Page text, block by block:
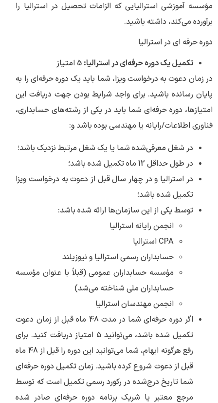
مؤسسه آموزشی استرالیایی که الزامات تحصیل در استرالیا را
برآورده می‌کند، داشته باشید.
دوره حرفه ای در استرالیا
تکمیل یک دوره حرفه‌ای در استرالیا: 5 امتیاز
در زمان دعوت به درخواست ویزا، شما باید یک دوره حرفه‌ای را به
پایان رسانده باشید. برای واجد شرایط بودن جهت دریافت این
امتیازها، دوره حرفه‌ای شما باید در یکی از رشته‌های حسابداری،
فناوری اطلاعات/رایانه یا مهندسی بوده باشد و:
در شغل معرفی‌شده شما یا یک شغل مرتبط نزدیک باشد؛
در طول حداقل 12 ماه تکمیل شده باشد؛
در استرالیا و در چهار سال قبل از دعوت به درخواست ویزا
تکمیل شده باشد؛
توسط یکی از این سازمان‌ها ارائه شده باشد:
انجمن رایانه استرالیا
CPA استرالیا
حسابداران رسمی استرالیا و نیوزیلند
مؤسسه حسابداران عمومی (قبلاً با عنوان مؤسسه
حسابداران ملی شناخته می‌شد)
انجمن مهندسان استرالیا
اگر دوره حرفه‌ای شما در مدت 48 ماه قبل از زمان دعوت
تکمیل شده باشد، می‌توانید 5 امتیاز دریافت کنید. برای
رفع هرگونه ابهام، شما می‌توانید این دوره را قبل از 48 ماه
قبل از دعوت شروع کرده باشید. زمان تکمیل دوره حرفه‌ای
شما تاریخ درج‌شده در رکورد رسمی تکمیل است که توسط
مرجع معتبر یا شریک برنامه دوره حرفه‌ای صادر شده